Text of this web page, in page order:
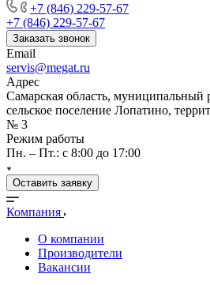
+7 (846) 229-57-67
+7 (846) 229-57-67
Заказать звонок
Email
servis@megat.ru
Адрес
Самарская область,
сельское поселение Лопатино,
№ 3
Режим работы
Пн. – Пт.: с 8:00 до 17:00
Оставить заявку
Компания
О компании
Производители
Вакансии